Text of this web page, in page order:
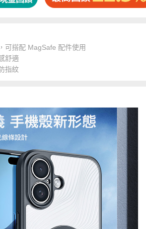
可搭配 MagSafe 配件使用
舒適
指紋